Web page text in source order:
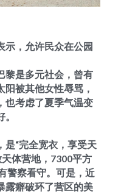
示，允许民众在公园
黎是多元社会，曾有
被其他女性辱骂，
也考虑了夏季气温变
是“完全宽衣，享受天
体营地，7300平方
警察看守。可是，近
露癖破环了营区的美